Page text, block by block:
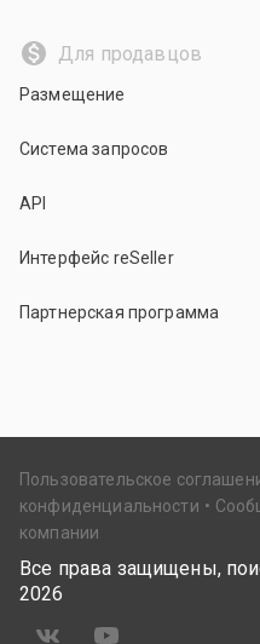
Для продавцов
Размещение
Система запросов
API
Интерфейс reSeller
Партнерская программа
Пользовательское
конфиденциальности
компании
Все права защищены,
2026